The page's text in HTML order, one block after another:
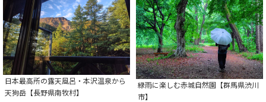
日本最高所の露天風呂・本沢温泉から
天狗岳【長野県南牧村】
緑雨に楽しむ赤城自然園【群馬県渋川
市】